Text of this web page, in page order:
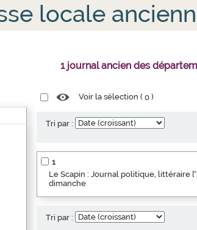
locale
1 journal ancien des
Voir la sélection (0 )
Tri par :
1
Le Scapin : Journal politique, littéraire
dimanche
Tri par :